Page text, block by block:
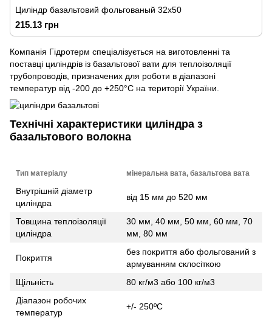
Циліндр базальтовий фольгованый 32х50
215.13 грн
Компанія Гідротерм спеціалізується на виготовленні та
поставці циліндрів із базальтової вати для теплоізоляції
трубопроводів, призначених для роботи в діапазоні
температур від -200 до +250°C на території України.
Технічні характеристики циліндра з
базальтового волокна
Тип матеріалу мінеральна вата, базальтова вата
Внутрішній діаметр
циліндра
від 15 мм до 520 мм
Товщина теплоізоляції
циліндра
30 мм, 40 мм, 50 мм, 60 мм, 70
мм, 80 мм
Покриття
без покриття або фольгований з
армуванням склосіткою
Щільність
80 кг/м3 або 100 кг/м3
Діапазон робочих
температур
+/- 250ºС